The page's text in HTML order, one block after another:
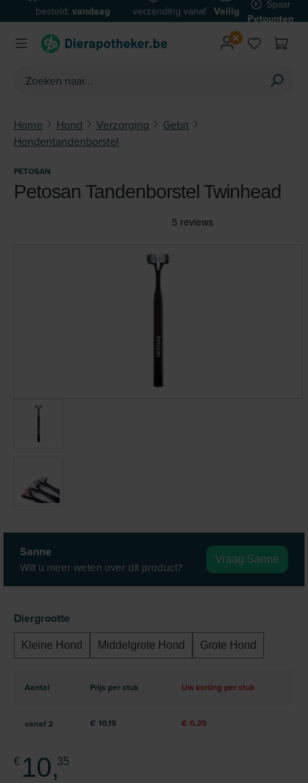
Ga naar de hoofdinhoud
besteld: vandaag
verzonden*
verzending vanaf
€59
Veilig
betalen
Spaar
Petpunten
Home Hond Verzorging
Gebit
Hondentandenborstel
Sanne
Wilt u meer weten over dit product?
Vraag Sanne
PETOSAN
Petosan Tandenborstel Twinhead
Aantal Prijs per stuk Uw korting per stuk
vanaf2 € 10,15 € 0,20
€ 10,35
Selecteer
Diergrootte
Kleine Hond Middelgrote Hond Grote Hond